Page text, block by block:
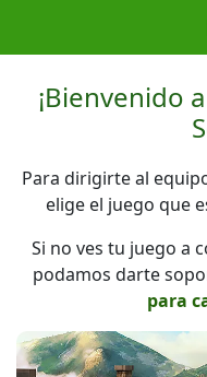
¡Bienvenido
Para dirigirte al
elige el juego que
Si no ves tu juego a
podamos darte
para